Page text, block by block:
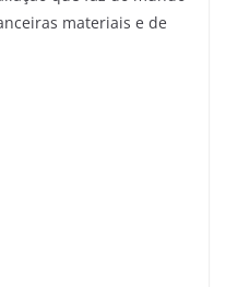
materiais e de